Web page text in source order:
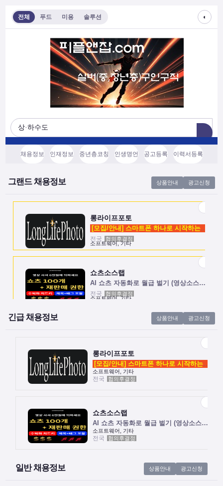
전체 푸드 미용 솔루션 ◐
채용정보 인재정보 중년층코칭 인생명언 공고등록 이력서등록
그랜드 채용정보 상품안내 광고신청
롱라이프포토
[모집/안내] 스마트폰 하나로 시작하는 …
롱라이프포토
[모집/안내] 스마트폰 하나로 시작하는 …
소프트웨어, 기타
전국 협의후결정
쇼츠소스랩
AI 쇼츠 자동화로 월급 벌기 (영상소스…
소프트웨어, 기타
전국 협의후결정
[모집/안내] 스마트폰 하나로 시작하는 …
소프트웨어, 기타
쇼츠소스랩
긴급 채용정보 상품안내 광고신청
롱라이프포토
[모집/안내] 스마트폰 하나로 시작하는 …
소프트웨어, 기타
전국
협의후결정
쇼츠소스랩
AI 쇼츠 자동화로 월급 벌기 (영상소스…
소프트웨어, 기타
전국
협의후결정
일반 채용정보 상품안내 광고신청